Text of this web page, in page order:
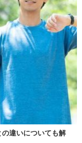
違いについても解